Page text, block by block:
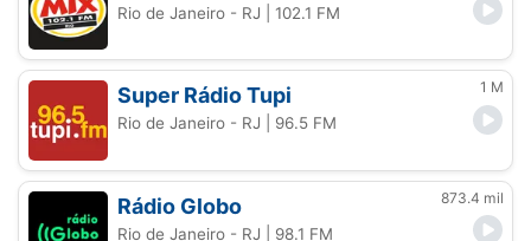
Rio de Janeiro - RJ | 102.1 FM
Super Rádio Tupi 1 M
Rio de Janeiro - RJ | 96.5 FM
Rádio Globo 873.4 mil
Rio de Janeiro - RJ | 98.1 FM